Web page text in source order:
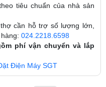
tiêu chuẩn của nhà sản
cần hỗ trợ số lượng lớn,
024.2218.6598
phí vận chuyển và lắp
Điện Máy SGT